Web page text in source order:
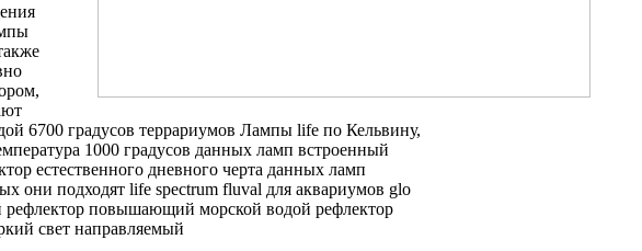
6700 градусов террариумов Лампы life по Кельвину,
1000 градусов данных ламп встроенный
естественного дневного черта данных ламп
они подходят life spectrum fluval для аквариумов glo
рефлектор повышающий морской водой рефлектор
свет направляемый